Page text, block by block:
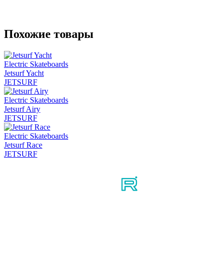
Похожие товары
Electric Skateboards
Jetsurf Yacht
JETSURF
Electric Skateboards
Jetsurf Airy
JETSURF
Electric Skateboards
Jetsurf Race
JETSURF